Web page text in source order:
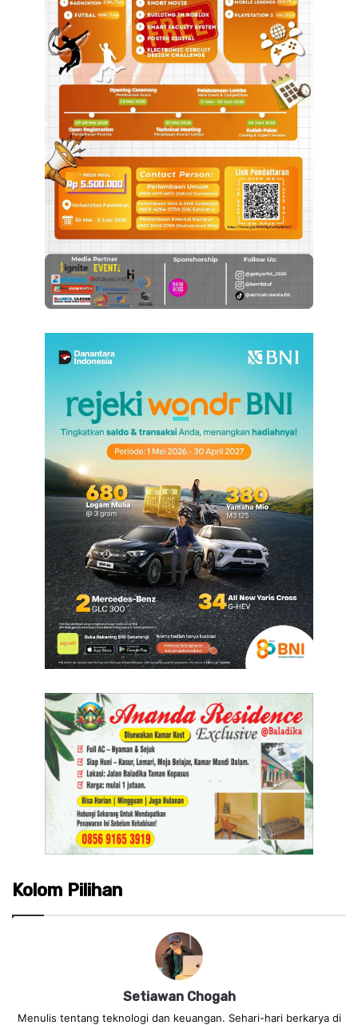
Kolom Pilihan
Setiawan Chogah
Menulis tentang teknologi dan keuangan. Sehari-hari berkarya di